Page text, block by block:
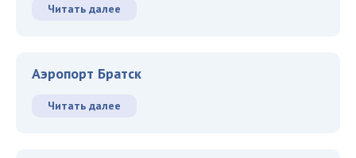
Читать далее
Аэропорт Братск
Читать далее